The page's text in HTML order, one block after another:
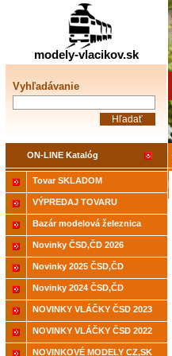
Tovar SKLADOM
VÝPREDAJ TOVARU
Bazár modelová železnica
Novinky ČSD,ČD 2026
Novinky 2025 ČSD,ČD
Novinky 2024 ČSD,ČD
NOVINKY VLÁČKY ČSD 2023
NOVINKY VLÁČKY ČSD 2022
NOVINKOVÉ MODELY CZ,SK
modely-vlacikov.sk
Vyhľadávanie
ON-LINE Katalóg